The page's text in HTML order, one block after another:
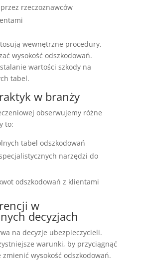
rzeczoznawców
wewnętrzne procedury.
wysokość odszkodowań.
wartości szkody na
tabel.
w branży
obserwujemy różne
to:
tabel odszkodowań
narzędzi do
odszkodowań z klientami
w
decyzjach
na decyzje ubezpieczycieli.
warunki, by przyciągnąć
wysokość odszkodowań.